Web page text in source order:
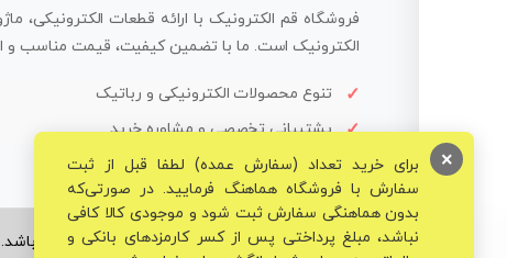
فروشگاه قم الکترونیک با ارائه قطعات الکترونیکی،
الکترونیک است. ما با تضمین کیفیت، قیمت مناسب و
تنوع محصولات الکترونیکی و رباتیک
پشتیبانی تخصصی و مشاوره خرید
© تمامی حقوق برای فروشگاه تخصصی قم الکترونیک محفوظ می‌باشد.
برای خرید تعداد (سفارش عمده) لطفا قبل از ثبت
سفارش با فروشگاه هماهنگ فرمایید. در صورتی‌که
بدون هماهنگی سفارش ثبت شود و موجودی کالا کافی
نباشد، مبلغ پرداختی پس از کسر کارمزدهای بانکی و
×